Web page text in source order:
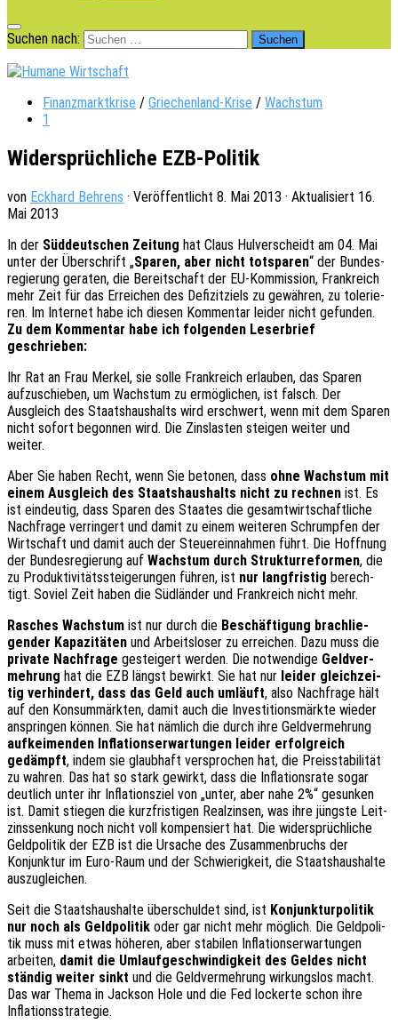
Suchen nach:
Finanzmarktkrise / Griechenland-Krise / Wachstum
1
Widersprüchliche EZB-Politik
von Eckhard Behrens · Veröffentlicht 8. Mai 2013 · Aktualisiert 16.
Mai 2013
In der Süddeut­schen Zeitung hat Claus Hulver­scheidt am 04. Mai
unter der Über­schrift „Sparen, aber nicht totspa­ren“ der Bundes­
re­gie­rung gera­ten, die Bereit­schaft der EU-Kommis­si­on, Frank­reich
mehr Zeit für das Errei­chen des Defi­zit­ziels zu gewäh­ren, zu tole­rie­
ren. Im Inter­net habe ich diesen Kommen­tar leider nicht gefun­den.
Zu dem Kommen­tar habe ich folgen­den Leser­brief
geschrieben:
Ihr Rat an Frau Merkel, sie solle Frank­reich erlau­ben, das Sparen
aufzu­schie­ben, um Wachs­tum zu ermög­li­chen, ist falsch. Der
Ausgleich des Staats­haus­halts wird erschwert, wenn mit dem Sparen
nicht sofort begon­nen wird. Die Zins­las­ten stei­gen weiter und
weiter.
Aber Sie haben Recht, wenn Sie beto­nen, dass ohne Wachs­tum mit
einem Ausgleich des Staats­haus­halts nicht zu rech­nen ist. Es
ist eindeu­tig, dass Sparen des Staa­tes die gesamt­wirt­schaft­li­che
Nach­fra­ge verrin­gert und damit zu einem weite­ren Schrump­fen der
Wirt­schaft und damit auch der Steu­er­ein­nah­men führt. Die Hoff­nung
der Bundes­re­gie­rung auf Wachs­tum durch Struk­tur­re­for­men, die
zu Produk­ti­vi­täts­stei­ge­run­gen führen, ist nur lang­fris­tig berech­
tigt. Soviel Zeit haben die Südlän­der und Frank­reich nicht mehr.
Rasches Wachs­tum ist nur durch die Beschäf­ti­gung brach­lie­
gen­der Kapa­zi­tä­ten und Arbeits­lo­ser zu errei­chen. Dazu muss die
priva­te Nach­fra­ge gestei­gert werden. Die notwen­di­ge Geld­ver­
meh­rung hat die EZB längst bewirkt. Sie hat nur leider gleich­zei­
tig verhin­dert, dass das Geld auch umläuft, also Nach­fra­ge hält
auf den Konsum­märk­ten, damit auch die Inves­ti­ti­ons­märk­te wieder
ansprin­gen können. Sie hat nämlich die durch ihre Geld­ver­meh­rung
aufkei­men­den Infla­ti­ons­er­war­tun­gen leider erfolg­reich
gedämpft, indem sie glaub­haft verspro­chen hat, die Preis­sta­bi­li­tät
zu wahren. Das hat so stark gewirkt, dass die Infla­ti­ons­ra­te sogar
deut­lich unter ihr Infla­ti­ons­ziel von „unter, aber nahe 2%“ gesun­ken
ist. Damit stie­gen die kurz­fris­ti­gen Real­zin­sen, was ihre jüngs­te Leit­
zins­sen­kung noch nicht voll kompen­siert hat. Die wider­sprüch­li­che
Geld­po­li­tik der EZB ist die Ursa­che des Zusam­men­bruchs der
Konjunk­tur im Euro-Raum und der Schwie­rig­keit, die Staats­haus­hal­te
auszugleichen.
Seit die Staats­haus­hal­te über­schul­det sind, ist Konjunk­tur­po­li­tik
nur noch als Geld­po­li­tik oder gar nicht mehr möglich. Die Geld­po­li­
tik muss mit etwas höhe­ren, aber stabi­len Infla­ti­ons­er­war­tun­gen
arbei­ten, damit die Umlauf­ge­schwin­dig­keit des Geldes nicht
stän­dig weiter sinkt und die Geld­ver­meh­rung wirkungs­los macht.
Das war Thema in Jack­son Hole und die Fed locker­te schon ihre
Inflationsstrategie.